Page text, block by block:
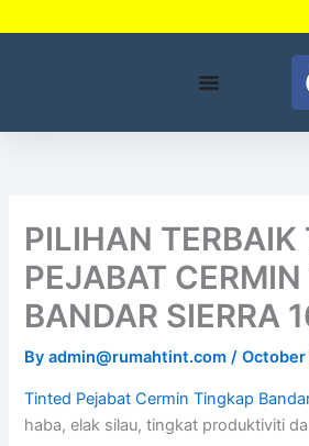
to
PILIHAN TERBAIK
PEJABAT
BANDAR SIERRA
Byadmin@rumahtint.com/October
Tinted Pejabat Cermin Tingkap
haba, elak silau, tingkat produktiviti